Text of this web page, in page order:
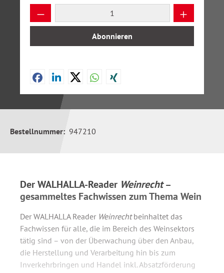
Produkt Anzahl: Gib den gewünschten
Abonnieren
Bestellnummer: 947210
Der WALHALLA-Reader Weinrecht–
gesammeltes Fachwissen zum Thema Wein
Der WALHALLA Reader Weinrechtbeinhaltet das
Fachwissen für alle, die im Bereich des Weinsektors
tätig sind – von der Überwachung über den Anbau,
die Herstellung und Verarbeitung hin bis zum
Inverkehrbringen und Handel inkl. Absatzförderung